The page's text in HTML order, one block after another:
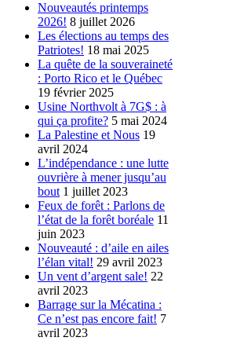
Nouveautés printemps
2026! 8 juillet 2026
Les élections au temps des
Patriotes! 18 mai 2025
La quête de la souveraineté
: Porto Rico et le Québec
19 février 2025
Usine Northvolt à 7G$ : à
qui ça profite? 5 mai 2024
La Palestine et Nous 19
avril 2024
L’indépendance : une lutte
ouvrière à mener jusqu’au
bout 1 juillet 2023
Feux de forêt : Parlons de
l’état de la forêt boréale 11
juin 2023
Nouveauté : d’aile en ailes
l’élan vital! 29 avril 2023
Un vent d’argent sale! 22
avril 2023
Barrage sur la Mécatina :
Ce n’est pas encore fait! 7
avril 2023